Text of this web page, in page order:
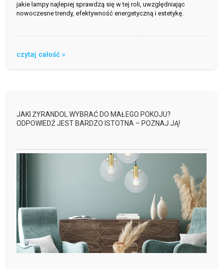
jakie lampy najlepiej sprawdzą się w tej roli, uwzględniając
nowoczesne trendy, efektywność energetyczną i estetykę.
czytaj całość »
JAKI ŻYRANDOL WYBRAĆ DO MAŁEGO POKOJU?
ODPOWIEDŹ JEST BARDZO ISTOTNA – POZNAJ JĄ!